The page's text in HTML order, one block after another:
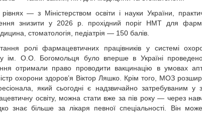
— з Міністерством освіти і науки України,
знизити у 2026 р. прохідний поріг НМТ для
стоматологія, педіатрія — 150 балів.
ролі фармацевтичних працівників у системі
ім. О.О. Богомольця було вперше в Україні
отримали право проводити вакцинацію в умовах
охорони здоров’я Віктор Ляшко. Крім того, МОЗ
який сьогодні є надзвичайно затребуваним у
освіту, можна стати вже за пів року — через
знає більше за лікаря певної спеціальності. Він